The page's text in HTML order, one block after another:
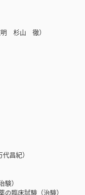
杉山 徹）
昌紀）
）
臨床試験（治験）